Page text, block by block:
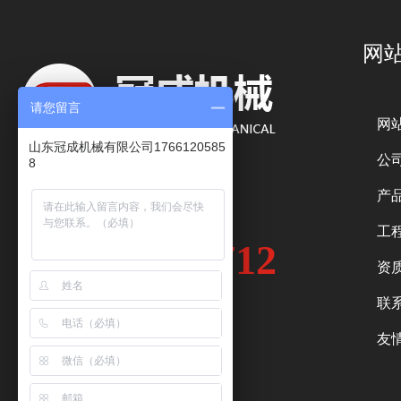
咨询热线：
186-6370-1712
网
网
公
产
工
资
联
友
请您留言
山东冠成机械有限公司1766120585
8